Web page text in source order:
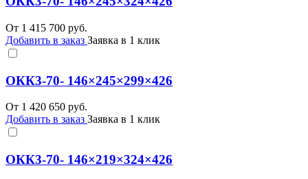
От 1 415 700 руб.
Добавить в заказ Заявка в 1 клик
ОКК3-70- 146×245×299×426
От 1 420 650 руб.
Добавить в заказ Заявка в 1 клик
ОКК3-70- 146×219×324×426